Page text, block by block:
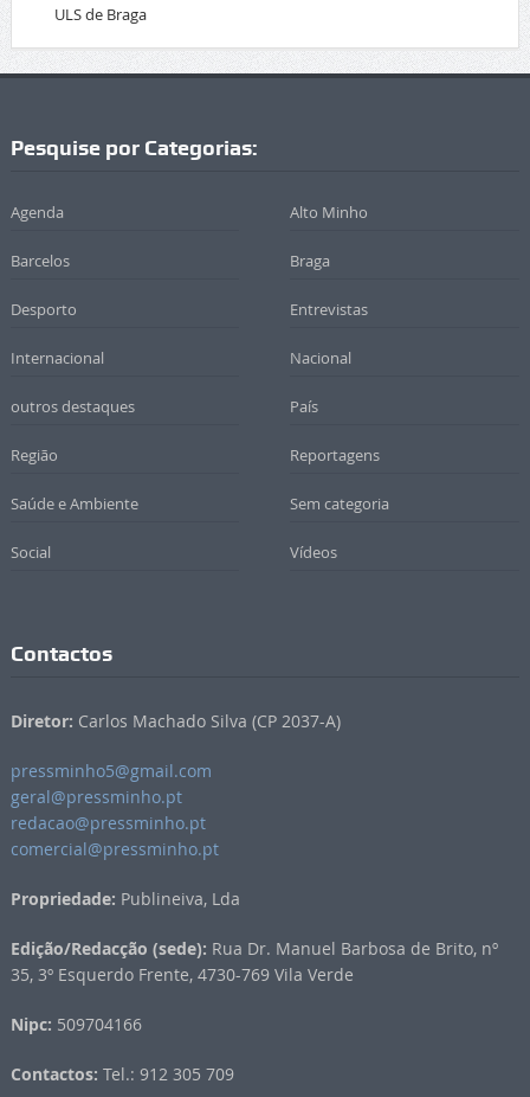
ULS de Braga
Pesquise por Categorias:
Agenda Alto Minho
Barcelos Braga
Desporto Entrevistas
Internacional Nacional
outros destaques País
Região Reportagens
Saúde e Ambiente Sem categoria
Social Vídeos
Contactos
Diretor: Carlos Machado Silva (CP 2037-A)
pressminho5@gmail.com
geral@pressminho.pt
redacao@pressminho.pt
comercial@pressminho.pt
Propriedade: Publineiva, Lda
Edição/Redacção (sede): Rua Dr. Manuel Barbosa de Brito, nº
35, 3º Esquerdo Frente, 4730-769 Vila Verde
Nipc: 509704166
Contactos: Tel.: 912 305 709